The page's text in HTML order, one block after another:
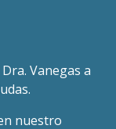
Vanegas a
nuestro